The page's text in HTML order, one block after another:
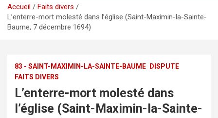
Accueil
Faits divers
L’enterre-mort molesté dans l’église (Saint-Maximin-la-Sainte-
Baume, 7 décembre 1694)
83 - SAINT-MAXIMIN-LA-SAINTE-BAUME
DISPUTE
FAITS DIVERS
L’enterre-mort molesté dans
l’église (Saint-Maximin-la-Sainte-